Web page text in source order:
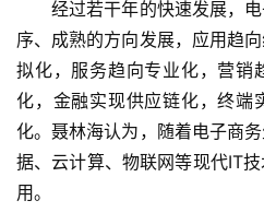
经过若干年的快速发展，电
序、成熟的方向发展，应用趋
拟化，服务趋向专业化，营销
化，金融实现供应链化，终端
化。聂林海认为，随着电子商
据、云计算、物联网等现代IT
用。